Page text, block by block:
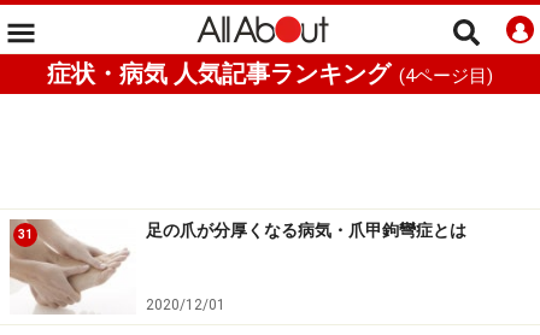
症状・病気 人気記事ランキング (4ページ目)
31 足の爪が分厚くなる病気・爪甲鉤彎症とは
2020/12/01